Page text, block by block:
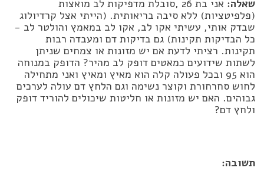
שאלה:
אני בת 26 ,סובלת מדפיקות לב מואצות
(פלפיטציות) ללא סיבה בריאותית. (הייתי אצל קרדיולוג
שבדק אותי, עשיתי אקו לב, אקו לב במאמץ והולטר לב -
כל הבדיקות תקינות) גם בדיקות דם ומעבדה רבות
תקינות. רציתי לדעת אם יש מזונות או צמחים שניתן
לשתות שידועים כמאטים דופק לב מהיר? הדופק במנוחה
הוא 95 ובכל פעולה קלה הוא מאיץ ומאיץ ואני מתחילה
לחוש סחרחורת וקוצר נשימה וגם הלחץ דם עולה לערכים
גבוהים. האם יש מזונות או חליטות שיכולים להוריד דופק
ולחץ דם?
תשובה: